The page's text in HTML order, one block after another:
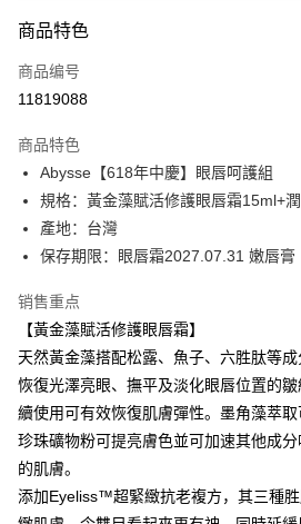
信用卡一次付款
信用卡分期付款
合作金库商业银行
华南商业银行
彰化
上海商业储蓄银行
台北
国泰世华商业银行
台湾中小企业银行
台中
联邦商业银行
元大商业银行
台新国际商业银行
中国
台湾乐天信用卡公司
6期 0利率，每期
华南商业银行
彰
上海商业储蓄银行
国泰世华商业银行
兆丰
汇丰（台湾）商业银行
联邦商业银行
元大商业银行
永丰
玉山商业银行
星展
台湾乐天信用卡公司
超商取货付款
LINE Pay
街口支付
悠遊付
Plus PAY
商品特色
商品编号
11819088
商品特色
Abysse【618年中慶】眼唇呵護組
規格：黃金藻賦活修護眼唇霜15ml+
產地：台灣
保存期限：眼唇霜2027.07.31 嫩唇膏
销售重点
【黃金藻賦活修護眼唇霜】
天然黃金藻搭配松露、魚子、六胜肽等
恢復光澤亮眼、撫平及淡化眼唇位置的
續使用可有效恢復肌膚彈性。墨角藻萃
珍珠礦物粉可提亮膚色並可加速其他成
的肌膚。
添加Eyeliss™超緊緻抗老複方，其三種